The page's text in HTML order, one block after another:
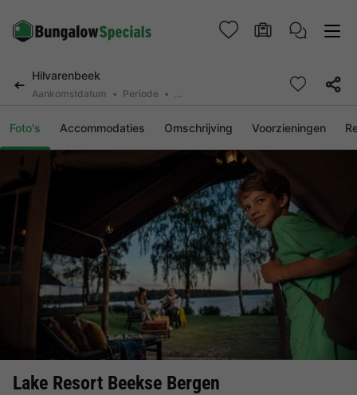
Hilvarenbeek
Aankomstdatum Periode 2 personen, 0 huisdier
Foto's Accommodaties Omschrijving Voorzieningen
Lake Resort Beekse Bergen